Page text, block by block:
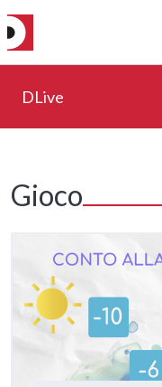
DLive
Gioco